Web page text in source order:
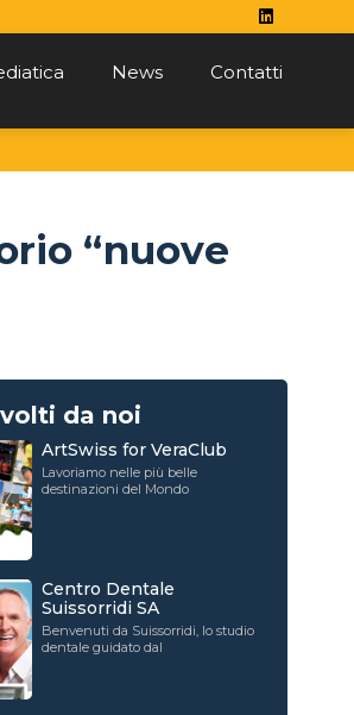
News Contatti
“nuove
da noi
ArtSwiss for VeraClub
Lavoriamo nelle più belle
destinazioni del Mondo
Centro Dentale
Suissorridi SA
Benvenuti da Suissorridi, lo studio
dentale guidato dal